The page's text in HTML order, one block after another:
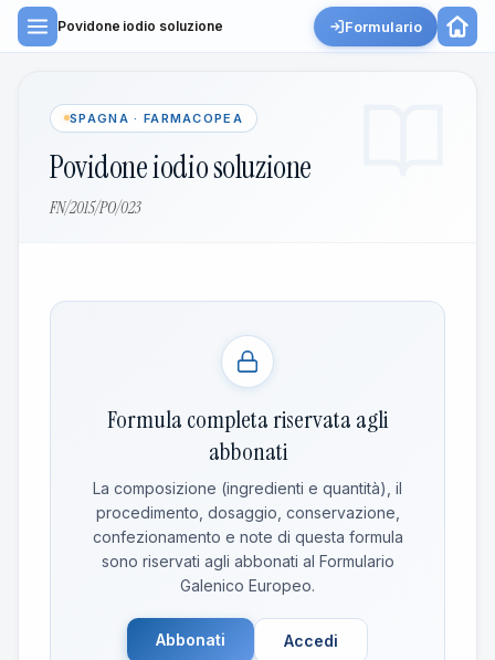
Povidone iodio soluzione Formulario
SPAGNA · FARMACOPEA
Povidone iodio soluzione
FN/2015/PO/023
Formula completa riservata agli
abbonati
La composizione (ingredienti e quantità), il
procedimento, dosaggio, conservazione,
confezionamento e note di questa formula
sono riservati agli abbonati al Formulario
Galenico Europeo.
Abbonati Accedi